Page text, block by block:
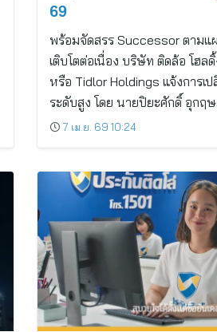
69
พร้อมจัดสรร Successor ตามแ
เติบโตต่อเนื่อง บริษัท ติดล้อ โฮล
หรือ Tidlor Holdings แจ้งการเ
ระดับสูง โดย นายปิยะศักดิ์ อุกฤ
7 เม.ย. 69 10:24